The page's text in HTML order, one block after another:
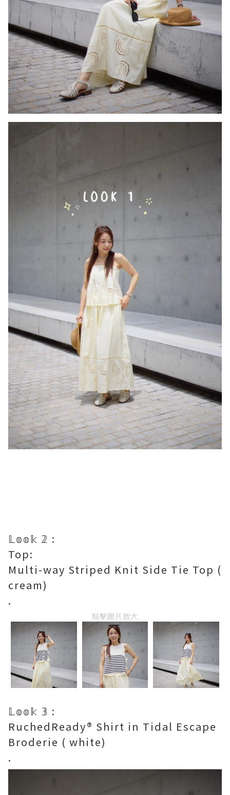
𝕃𝕠𝕠𝕜 𝟚 :
Top:
Multi-way Striped Knit Side Tie Top (
cream)
.
點擊圖片放大
𝕃𝕠𝕠𝕜 𝟛 :
RuchedReady® Shirt in Tidal Escape
Broderie ( white)
.